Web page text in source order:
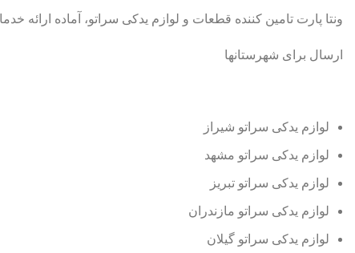
ونتا پارت تامین کننده قطعات و لوازم یدکی سراتو، آماده
ارسال برای شهرستانها
لوازم یدکی سراتو شیراز
لوازم یدکی سراتو مشهد
لوازم یدکی سراتو تبریز
لوازم یدکی سراتو مازندران
لوازم یدکی سراتو گیلان